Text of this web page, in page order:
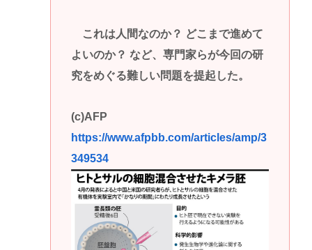
これは人間なのか？ どこまで進めて
よいのか？ など、専門家らが今回の研
究をめぐる難しい問題を提起した。
(c)AFP
https://www.afpbb.com/articles/amp/3
349534